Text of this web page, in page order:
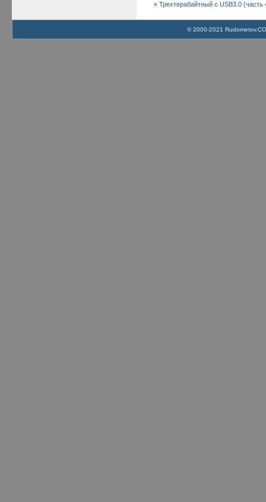
«Трехтерабайтный с USB3.0 (часть
© 2000-2021